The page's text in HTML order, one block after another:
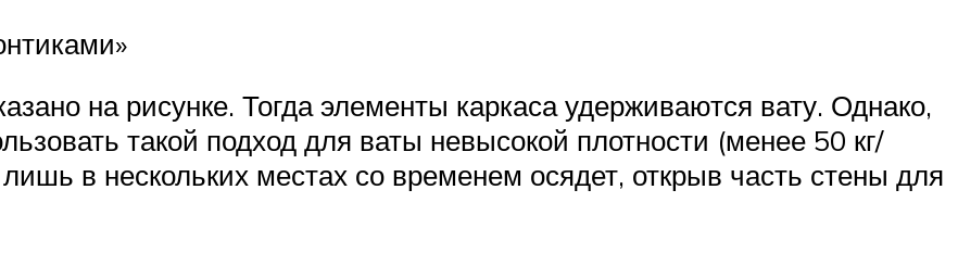
на рисунке. Тогда элементы каркаса удерживаются вату. Однако,
такой подход для ваты невысокой плотности (менее 50 кг/
в нескольких местах со временем осядет, открыв часть стены для